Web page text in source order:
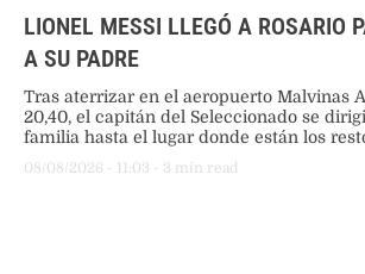
LIONEL MESSI LLEGÓ A ROSARIO
A SU PADRE
Tras aterrizar en el aeropuerto Malvinas
20,40, el capitán del Seleccionado se
familia hasta el lugar donde están los
08/08/2026 - 11:03 - 3 min read